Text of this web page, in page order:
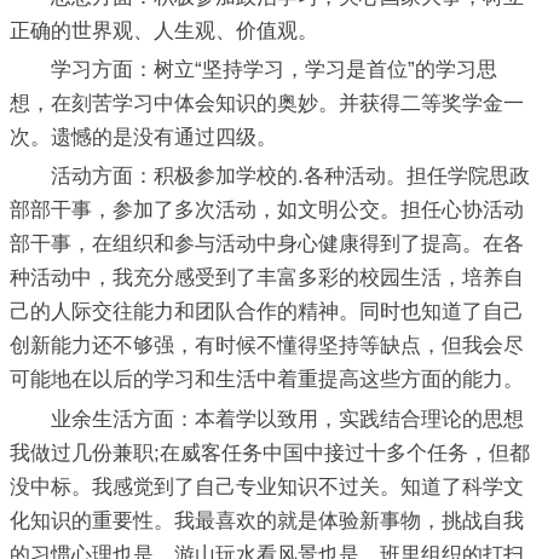
正确的世界观、人生观、价值观。
学习方面：树立“坚持学习，学习是首位”的学习思
想，在刻苦学习中体会知识的奥妙。并获得二等奖学金一
次。遗憾的是没有通过四级。
活动方面：积极参加学校的.各种活动。担任学院思政
部部干事，参加了多次活动，如文明公交。担任心协活动
部干事，在组织和参与活动中身心健康得到了提高。在各
种活动中，我充分感受到了丰富多彩的校园生活，培养自
己的人际交往能力和团队合作的精神。同时也知道了自己
创新能力还不够强，有时候不懂得坚持等缺点，但我会尽
可能地在以后的学习和生活中着重提高这些方面的能力。
业余生活方面：本着学以致用，实践结合理论的思想
我做过几份兼职;在威客任务中国中接过十多个任务，但都
没中标。我感觉到了自己专业知识不过关。知道了科学文
化知识的重要性。我最喜欢的就是体验新事物，挑战自我